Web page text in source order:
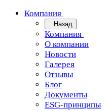
Компания
Назад
Компания
О компании
Новости
Галерея
Отзывы
Блог
Документы
ESG-принципы